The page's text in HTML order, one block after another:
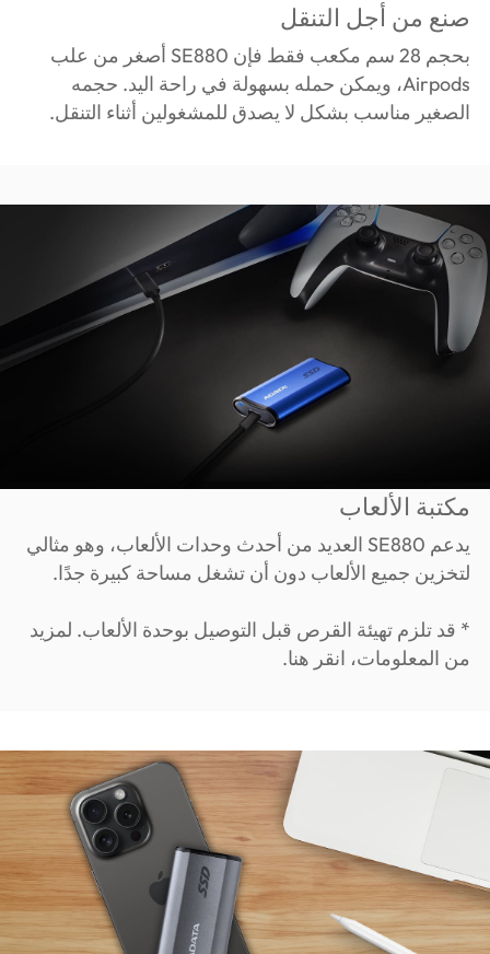
صنع من أجل التنقل
بحجم 28 سم مكعب فقط فإن SE880 أصغر من علب
Airpods، ويمكن حمله بسهولة في راحة اليد. حجمه
الصغير مناسب بشكل لا يصدق للمشغولين أثناء التنقل.
مكتبة الألعاب
يدعم SE880 العديد من أحدث وحدات الألعاب، وهو مثالي
لتخزين جميع الألعاب دون أن تشغل مساحة كبيرة جدًا.
* قد تلزم تهيئة القرص قبل التوصيل بوحدة الألعاب. لمزيد
من المعلومات، انقر هنا.